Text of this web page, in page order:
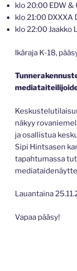
klo 20:00 EDW
klo 21:00 DXXXA
klo 22:00 Jaakko
Ikäraja K-18,
näkyy
ja osallistua
Sipi Hintsasen
tapahtumassa
Lauantaina
Vapaa pääsy!